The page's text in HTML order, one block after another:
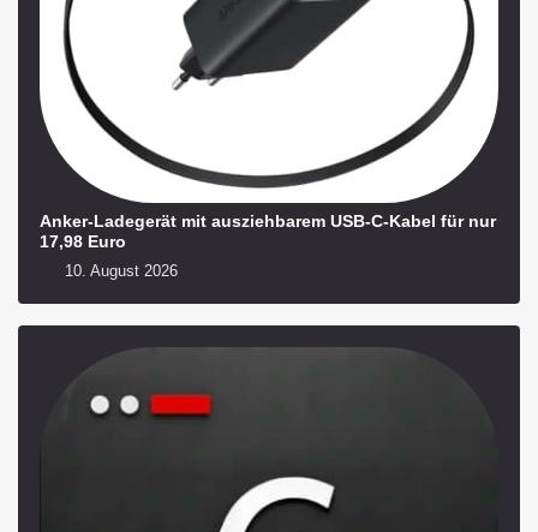
Anker-Ladegerät mit ausziehbarem USB‑C‑Kabel für nur
17,98 Euro
10. August 2026